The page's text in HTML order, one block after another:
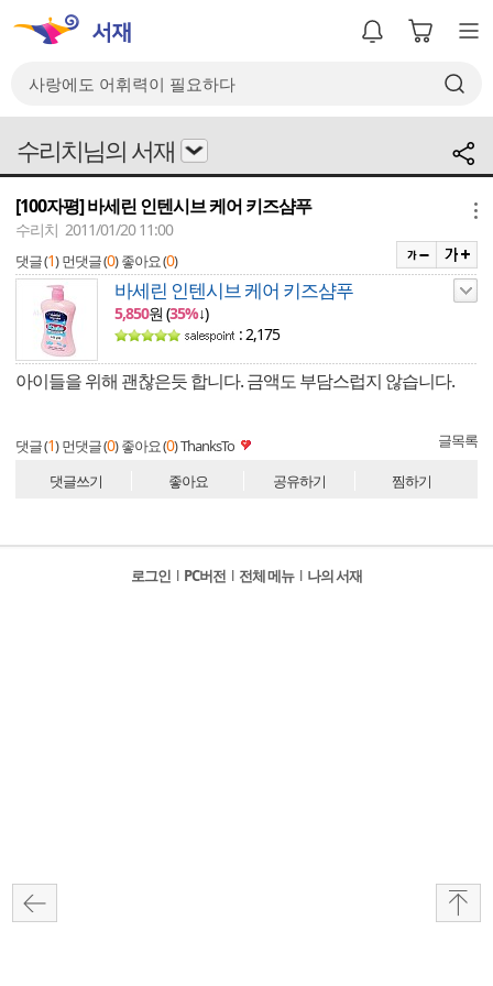
수리치님의 서재
[100자평] 바세린 인텐시브 케어 키즈샴푸
수리치 2011/01/20 11:00
댓글 (1) 먼댓글 (0) 좋아요 (0)
바세린 인텐시브 케어 키즈샴푸
5,850원 (35%↓)
: 2,175
아이들을 위해 괜찮은듯 합니다. 금액도 부담스럽지 않습니다.
댓글 (1) 먼댓글 (0) 좋아요 (0)ThanksTo 글목록
댓글쓰기 좋아요 공유하기 찜하기
로그인 l PC버전 l 전체 메뉴 l 나의 서재